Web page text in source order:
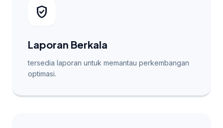
verified_user
Laporan Berkala
tersedia laporan untuk memantau perkembangan
optimasi.